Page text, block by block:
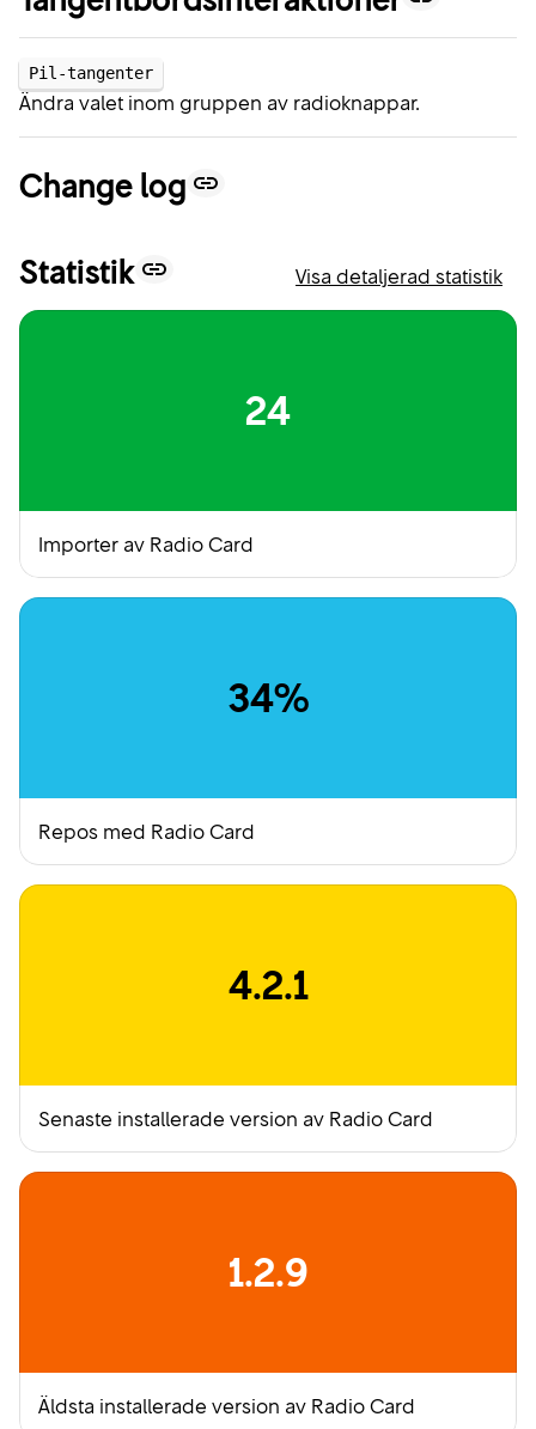
Pil-tangenter
Ändra valet inom gruppen av radioknappar.
Change log
Statistik Visa detaljerad statistik
Importer av Radio Card
24
Repos med Radio Card
34%
Senaste installerade version av Radio Card
4.2.1
Äldsta installerade version av Radio Card
1.2.9